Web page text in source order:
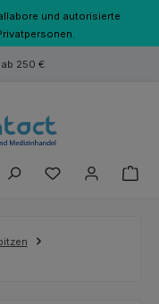
und autorisierte
250 €
Du hast 0